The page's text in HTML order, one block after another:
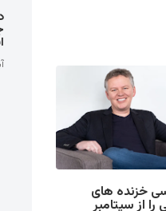
خزنده های
از سپتامبر